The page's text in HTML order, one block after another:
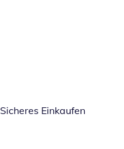
Sicheres Einkaufen